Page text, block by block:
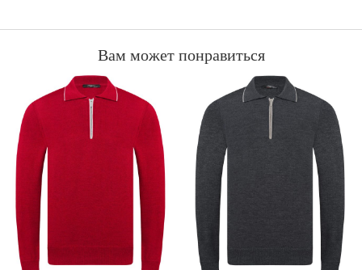
Вам может понравиться